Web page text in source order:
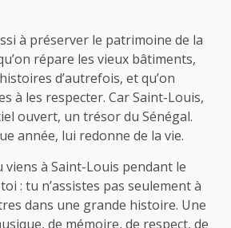
à préserver le patrimoine de la
répare les vieux bâtiments,
d’autrefois, et qu’on
à les respecter. Car Saint-Louis,
ouvert, un trésor du Sénégal.
année, lui redonne de la vie.
à Saint-Louis pendant le
: tu n’assistes pas seulement à
dans une grande histoire. Une
de mémoire, de respect, de